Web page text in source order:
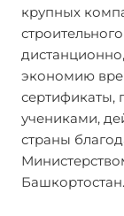
крупных
экономию
сертификаты,
учениками,
страны
Башкортостан.